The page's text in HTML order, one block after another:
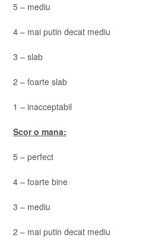
5 – mediu
4 – mai putin decat mediu
3 – slab
2 – foarte slab
1 – inacceptabil
Scor o mana:
5 – perfect
4 – foarte bine
3 – mediu
2 – mai putin decat mediu